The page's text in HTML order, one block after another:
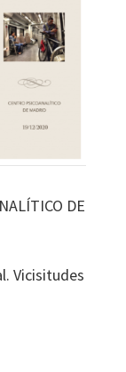
DE
Vicisitudes